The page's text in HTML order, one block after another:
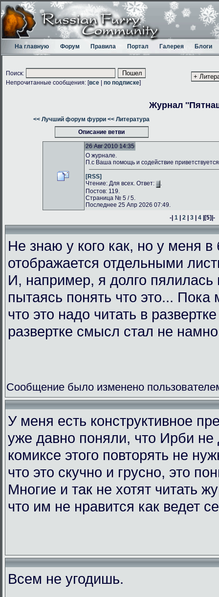
На главную Форум Правила Портал Галерея Блоги
Поиск:
Непрочитанные сообщения: [все по подписке]
Журнал
<< Лучший форум фурри << Литература
Описание ветви
26 Авг 2010 14:35
О журнале.
П.с Ваша помощь и содействие
[RSS]
Чтение: Для всех. Ответ:
.
Постов: 119.
Страница № 5 / 5.
Последнее 25 Апр 2026 07:49.
-|1 |2 |3 |4 |[5]|-
Не знаю у кого как, но у меня в
отображается отдельными
И, например, я долго пялилась
пытаясь понять что это... Пока
что это надо читать в
развертке смысл стал не
Сообщение было изменено
У меня есть конструктивное
уже давно поняли, что Ирби не
комиксе этого повторять не
что это скучно и грусно, это
Многие и так не хотят читать
что им не нравится как ведет
Всем не угодишь.